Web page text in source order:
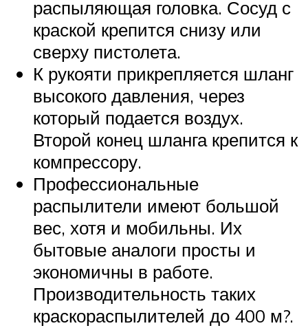
распыляющая головка. Сосуд с
краской крепится снизу или
сверху пистолета.
К рукояти прикрепляется шланг
высокого давления, через
который подается воздух.
Второй конец шланга крепится к
компрессору.
Профессиональные
распылители имеют большой
вес, хотя и мобильны. Их
бытовые аналоги просты и
экономичны в работе.
Производительность таких
краскораспылителей до 400 м?.